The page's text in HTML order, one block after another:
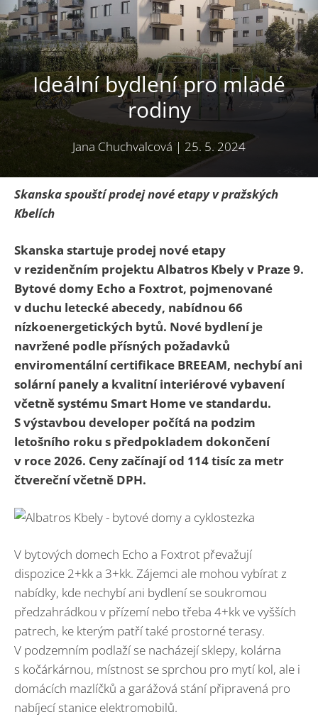
Ideální bydlení pro mladé
rodiny
Jana Chuchvalcová | 25. 5. 2024
Skanska spouští prodej nové etapy v pražských
Kbelích
Skanska startuje prodej nové etapy
v rezidenčním projektu Albatros Kbely v Praze 9.
Bytové domy Echo a Foxtrot, pojmenované
v duchu letecké abecedy, nabídnou 66
nízkoenergetických bytů. Nové bydlení je
navržené podle přísných požadavků
enviromentální certifikace BREEAM, nechybí ani
solární panely a kvalitní interiérové vybavení
včetně systému Smart Home ve standardu.
S výstavbou developer počítá na podzim
letošního roku s předpokladem dokončení
v roce 2026. Ceny začínají od 114 tisíc za metr
čtvereční včetně DPH.
V bytových domech Echo a Foxtrot převažují
dispozice 2+kk a 3+kk. Zájemci ale mohou vybírat z
nabídky, kde nechybí ani bydlení se soukromou
předzahrádkou v přízemí nebo třeba 4+kk ve vyšších
patrech, ke kterým patří také prostorné terasy.
V podzemním podlaží se nacházejí sklepy, kolárna
s kočárkárnou, místnost se sprchou pro mytí kol, ale i
domácích mazlíčků a garážová stání připravená pro
nabíjecí stanice elektromobilů.